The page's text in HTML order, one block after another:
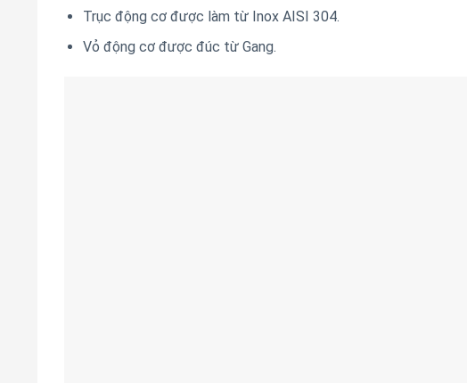
Trục động cơ được làm từ Inox AISI 304.
Vỏ động cơ được đúc từ Gang.